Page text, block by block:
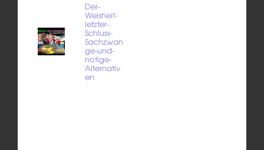
Der-
Weisheit-
letzter-
Schluss-
Sachzwan
ge-und-
notige-
Alternativ
en